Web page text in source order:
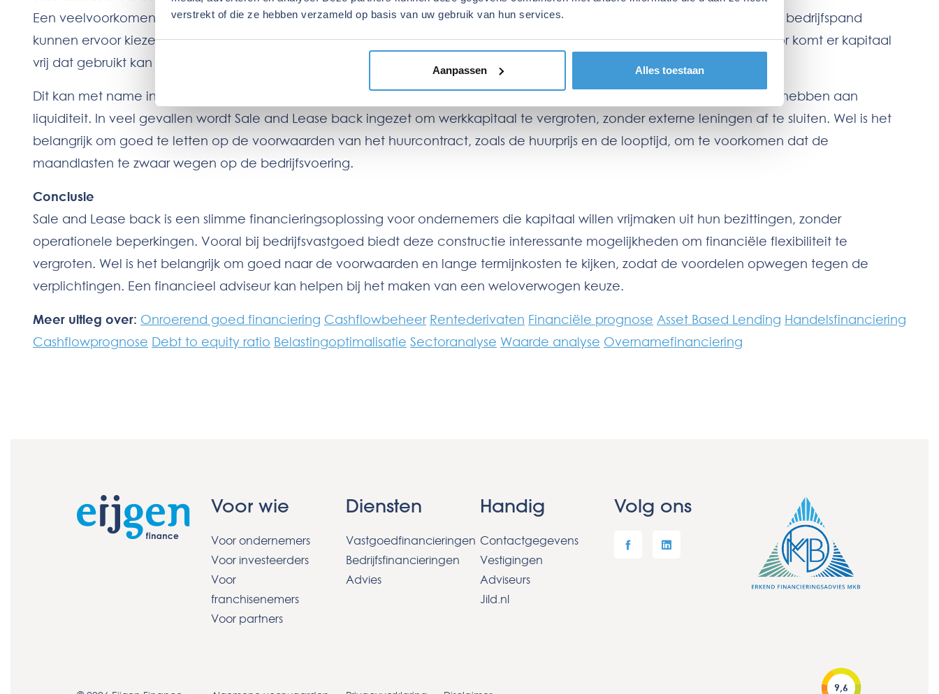
verstrekt of die ze hebben verzameld op basis van uw gebruik van hun services.
Aanpassen Alles toestaan
Een veelvoorkomende toepassing van Sale and Lease back is bij bedrijfsvastgoed. Ondernemers die eigenaar zijn van hun bedrijfspand
kunnen ervoor kiezen om het pand te verkopen en direct een langlopend huurcontract af te sluiten met de koper. Hierdoor komt er kapitaal
vrij dat gebruikt kan worden voor groei, investeringen of schuldaflossing.
Dit kan met name interessant zijn voor bedrijven die veel vermogen hebben vastzitten in onroerend goed, maar behoefte hebben aan
liquiditeit. In veel gevallen wordt Sale and Lease back ingezet om werkkapitaal te vergroten, zonder externe leningen af te sluiten. Wel is het
belangrijk om goed te letten op de voorwaarden van het huurcontract, zoals de huurprijs en de looptijd, om te voorkomen dat de
maandlasten te zwaar wegen op de bedrijfsvoering.
Conclusie
Sale and Lease back is een slimme financieringsoplossing voor ondernemers die kapitaal willen vrijmaken uit hun bezittingen, zonder
operationele beperkingen. Vooral bij bedrijfsvastgoed biedt deze constructie interessante mogelijkheden om financiële flexibiliteit te
vergroten. Wel is het belangrijk om goed naar de voorwaarden en lange termijnkosten te kijken, zodat de voordelen opwegen tegen de
verplichtingen. Een financieel adviseur kan helpen bij het maken van een weloverwogen keuze.
Meer uitleg over: Onroerend goed financiering Cashflowbeheer Rentederivaten Financiële prognose Asset Based Lending Handelsfinanciering
Cashflowprognose Debt to equity ratio Belastingoptimalisatie Sectoranalyse Waarde analyse Overnamefinanciering
Voor wie
Voor ondernemers
Voor investeerders
Voor
franchisenemers
Voor partners
Diensten
Vastgoedfinancieringen
Bedrijfsfinancieringen
Advies
Handig
Contactgegevens
Vestigingen
Adviseurs
Jild.nl
Volg ons
9,6